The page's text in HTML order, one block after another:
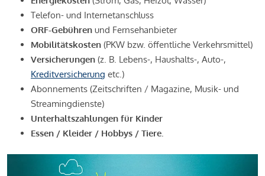
Telefon- und Internetanschluss
ORF-Gebühren und Fernsehanbieter
Mobilitätskosten (PKW bzw. öffentliche Verkehrsmittel)
Versicherungen (z. B. Lebens-, Haushalts-, Auto-,
Kreditversicherung etc.)
Abonnements (Zeitschriften / Magazine, Musik- und
Streamingdienste)
Unterhaltszahlungen für Kinder
Essen / Kleider / Hobbys / Tiere.